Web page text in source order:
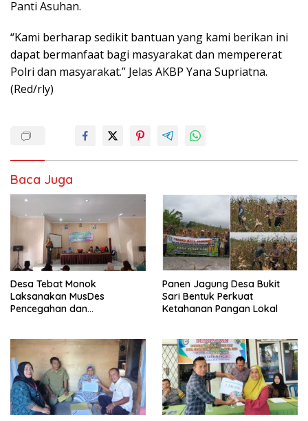
Panti Asuhan.
“Kami berharap sedikit bantuan yang kami berikan ini
dapat bermanfaat bagi masyarakat dan mempererat
Polri dan masyarakat.” Jelas AKBP Yana Supriatna.
(Red/rly)
Baca Juga
Desa Tebat Monok
Laksanakan MusDes
Pencegahan dan
Panen Jagung Desa Bukit
Sari Bentuk Perkuat
Ketahanan Pangan Lokal